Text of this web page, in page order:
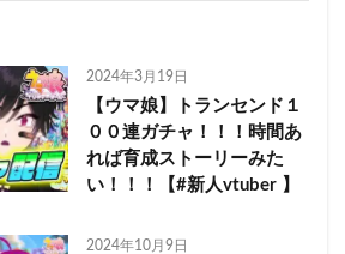
2024年3月19日
【ウマ娘】トランセンド１
００連ガチャ！！！時間あ
れば育成ストーリーみた
い！！！【#新人vtuber 】
2024年10月9日